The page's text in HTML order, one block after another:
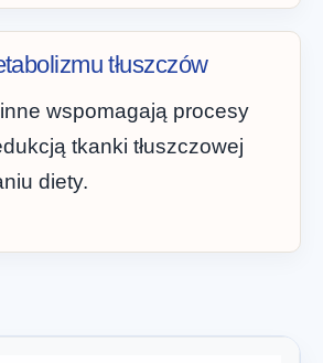
tłuszczów
wspomagają procesy
tkanki tłuszczowej
diety.